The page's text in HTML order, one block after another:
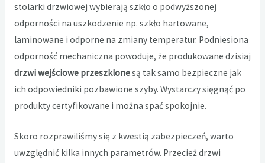
stolarki drzwiowej wybierają szkło o podwyższonej
odporności na uszkodzenie np. szkło hartowane,
laminowane i odporne na zmiany temperatur. Podniesiona
odporność mechaniczna powoduje, że produkowane dzisiaj
drzwi wejściowe przeszklonesą tak samo bezpieczne jak
ich odpowiedniki pozbawione szyby. Wystarczy sięgnąć po
produkty certyfikowane i można spać spokojnie.
Skoro rozprawiliśmy się z kwestią zabezpieczeń, warto
uwzględnić kilka innych parametrów. Przecież drzwi